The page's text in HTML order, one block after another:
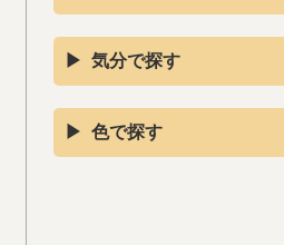
気分で探す
色で探す